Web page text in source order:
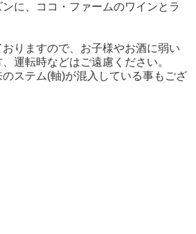
に、ココ・ファームのワインとラ
りますので、お子様やお酒に弱い
運転時などはご遠慮ください。
ステム(軸)が混入している事もござ